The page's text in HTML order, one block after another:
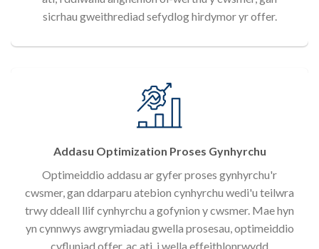
sicrhau gweithrediad sefydlog hirdymor yr offer.
Addasu Optimization Proses Gynhyrchu
Optimeiddio addasu ar gyfer proses gynhyrchu'r
cwsmer, gan ddarparu atebion cynhyrchu wedi'u teilwra
trwy ddeall llif cynhyrchu a gofynion y cwsmer. Mae hyn
yn cynnwys awgrymiadau gwella prosesau, optimeiddio
cyfluniad offer, ac ati, i wella effeithlonrwydd